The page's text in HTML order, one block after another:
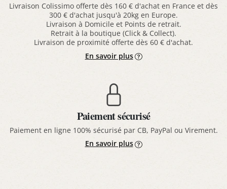
Livraison Colissimo offerte dès 160 € d'achat en France et dès
300 € d'achat jusqu'à 20kg en Europe.
Livraison à Domicile et Points de retrait.
Retrait à la boutique (Click & Collect).
Livraison de proximité offerte dès 60 € d'achat.
En savoir plus
Paiement sécurisé
Paiement en ligne 100% sécurisé par CB, PayPal ou Virement.
En savoir plus